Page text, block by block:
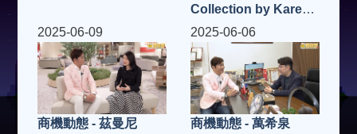
Collection by Karen
Chan
2025-06-09
商機動態 - 茲曼尼
2025-06-06
商機動態 - 萬希泉